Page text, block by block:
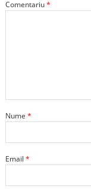
Comentariu*
Nume *
Email *